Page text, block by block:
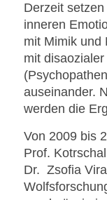
Derzeit
inneren
mit Mimik und
mit
auseinander.
werden die
Von 2009 bis
Prof.
Dr. Zsofia